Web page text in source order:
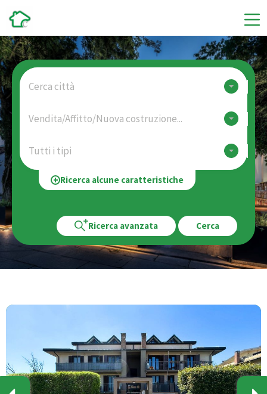
Cerca città
Vendita/Affitto/Nuova costruzione...
Tutti i tipi
Ricerca alcune caratteristiche
Ricerca avanzata Cerca